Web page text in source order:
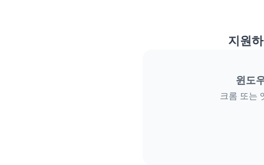
지원
윈도
크롬 또는